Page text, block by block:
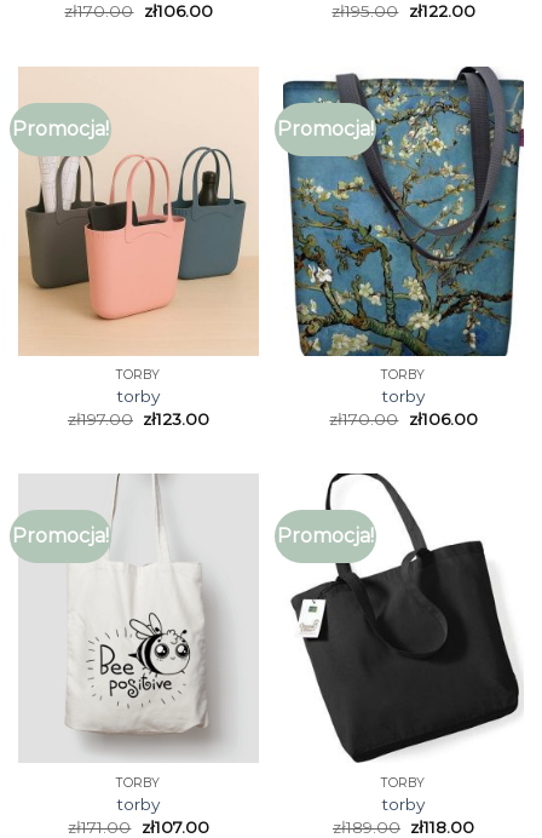
zł170.00 zł106.00
zł195.00 zł122.00
Promocja!
TORBY
torby
zł197.00 zł123.00
Promocja!
TORBY
torby
zł170.00 zł106.00
Promocja!
TORBY
torby
zł171.00 zł107.00
Promocja!
TORBY
torby
zł189.00 zł118.00